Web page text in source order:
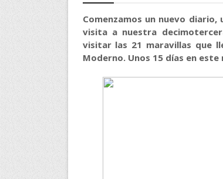
Comenzamos un nuevo
visita a nuestra
visitar las 21 maravillas que
Moderno. Unos 15 días en